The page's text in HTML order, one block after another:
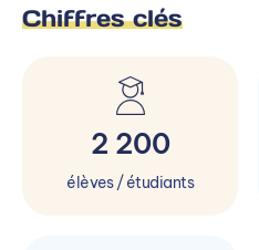
Chiffres clés
2 200
élèves / étudiants